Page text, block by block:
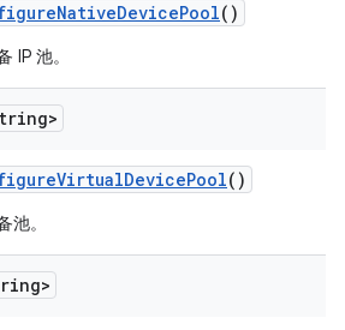
NativeDevicePool()
IP 池。
VirtualDevicePool()
池。